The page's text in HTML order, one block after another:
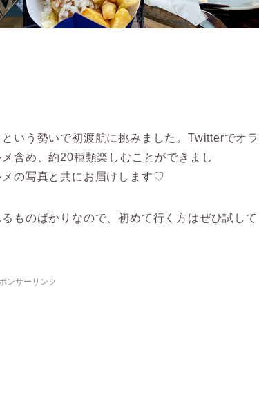
いう勢いで初渡航に挑みました。Twitterでオラ
含め、約20種類楽しむことができまし
の写真と共にお届けします♡
ものばかりなので、初めて行く方はぜひ試して
ンサーリンク